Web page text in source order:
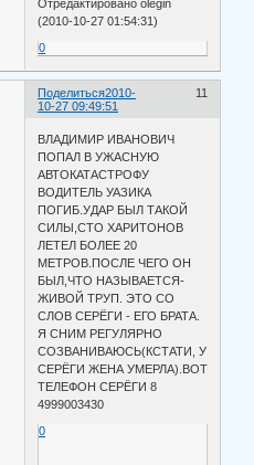
Отредактировано olegin
(2010-10-27 01:54:31)
0
Поделиться 11
2010-
10-27 09:49:51
ВЛАДИМИР ИВАНОВИЧ
ПОПАЛ В УЖАСНУЮ
АВТОКАТАСТРОФУ
ВОДИТЕЛЬ УАЗИКА
ПОГИБ.УДАР БЫЛ ТАКОЙ
СИЛЫ,СТО ХАРИТОНОВ
ЛЕТЕЛ БОЛЕЕ 20
МЕТРОВ.ПОСЛЕ ЧЕГО ОН
БЫЛ,ЧТО НАЗЫВАЕТСЯ-
ЖИВОЙ ТРУП. ЭТО СО
СЛОВ СЕРЁГИ - ЕГО БРАТА.
Я СНИМ РЕГУЛЯРНО
СОЗВАНИВАЮСЬ(КСТАТИ, У
СЕРЁГИ ЖЕНА УМЕРЛА).ВОТ
ТЕЛЕФОН СЕРЁГИ 8
4999003430
0